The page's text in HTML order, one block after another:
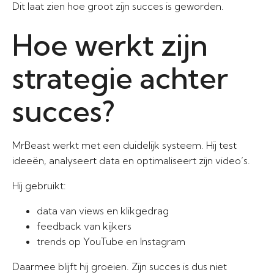
Dit laat zien hoe groot zijn succes is geworden.
Hoe werkt zijn
strategie achter
succes?
MrBeast werkt met een duidelijk systeem. Hij test
ideeën, analyseert data en optimaliseert zijn video’s.
Hij gebruikt:
data van views en klikgedrag
feedback van kijkers
trends op YouTube en Instagram
Daarmee blijft hij groeien. Zijn succes is dus niet